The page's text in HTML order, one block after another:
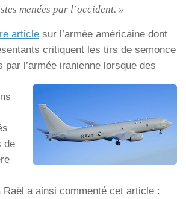
menées par l’occident. »
article sur l’armée américaine dont
critiquent les tirs de semonce
par l’armée iranienne lorsque des
de
Raël a ainsi commenté cet article :